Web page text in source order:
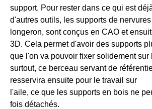
support. Pour rester dans ce qui est
d'autres outils, les supports de
longeron, sont conçus en CAO et
3D. Cela permet d'avoir des supports
que l'on va pouvoir fixer solidement sur
surtout, ce berceau servant de
resservira ensuite pour le travail sur
l'aile, ce que les supports en bois ne
fois détachés.